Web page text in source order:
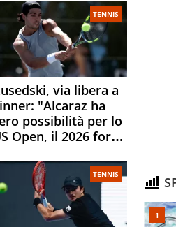
TENNIS
via libera a
"Alcaraz ha
possibilità per lo
Open, il 2026 forse
TENNIS